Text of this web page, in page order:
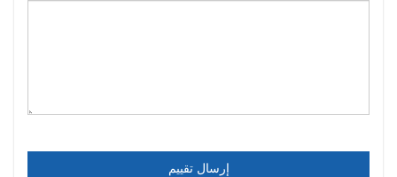
إرسال تقييم